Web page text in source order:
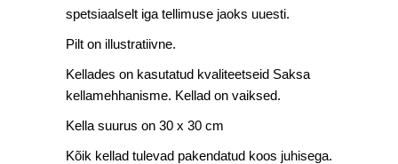
spetsiaalselt iga tellimuse jaoks uuesti.
Pilt on illustratiivne.
Kellades on kasutatud kvaliteetseid Saksa
kellamehhanisme. Kellad on vaiksed.
Kella suurus on 30 x 30 cm
Kõik kellad tulevad pakendatud koos juhisega.